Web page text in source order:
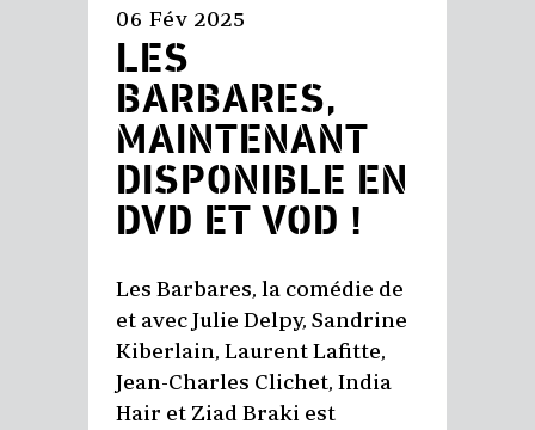
06 Fév 2025
LES
BARBARES,
MAINTENANT
DISPONIBLE EN
DVD ET VOD !
Les Barbares, la comédie de
et avec Julie Delpy, Sandrine
Kiberlain, Laurent Lafitte,
Jean-Charles Clichet, India
Hair et Ziad Braki est